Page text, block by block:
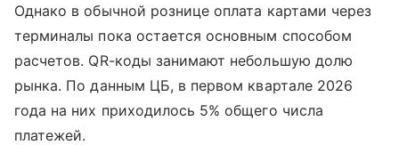
Однако в обычной рознице оплата картами через
терминалы пока остается основным способом
расчетов. QR-коды занимают небольшую долю
рынка. По данным ЦБ, в первом квартале 2026
года на них приходилось 5% общего числа
платежей.